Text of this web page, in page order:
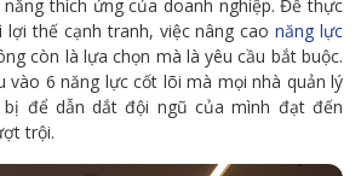
thích ứng của doanh nghiệp. Để thực
lợi thế cạnh tranh, việc nâng caonăng lực
còn là lựa chọn mà là yêu cầu bắt buộc.
vào 6 năng lực cốt lõi mà mọi nhà quản lý
bị để dẫn dắt đội ngũ của mình đạt đến
trội.